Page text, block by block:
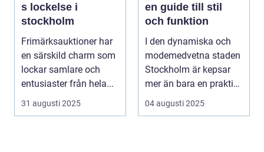
s lockelse i
stockholm
Frimärksauktioner har
en särskild charm som
lockar samlare och
entusiaster från hela...
31 augusti 2025
en guide till stil
och funktion
I den dynamiska och
modemedvetna staden
Stockholm är kepsar
mer än bara en praktisk
04 augusti 2025